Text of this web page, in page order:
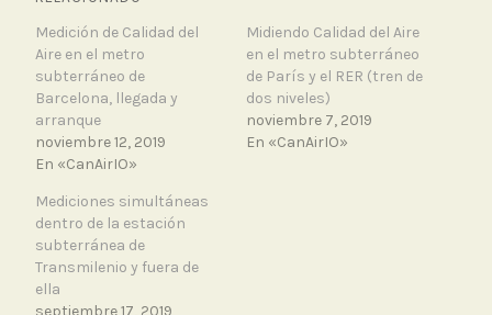
Medición de Calidad del
Aire en el metro
subterráneo de
Barcelona, llegada y
arranque
noviembre 12, 2019
En «CanAirIO»
Midiendo Calidad del Aire
en el metro subterráneo
de París y el RER (tren de
dos niveles)
noviembre 7, 2019
En «CanAirIO»
Mediciones simultáneas
dentro de la estación
subterránea de
Transmilenio y fuera de
ella
septiembre 17, 2019